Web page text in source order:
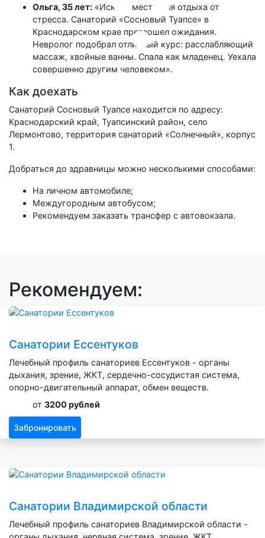
Ольга, 35 лет: «Искала место для отдыха от
стресса. Санаторий «Сосновый Туапсе» в
Краснодарском крае превзошел ожидания.
Невролог подобрал отличный курс: расслабляющий
массаж, хвойные ванны. Спала как младенец. Уехала
совершенно другим человеком».
Как доехать
Санаторий Сосновый Туапсе находится по адресу:
Краснодарский край, Туапсинский район, село
Лермонтово, территория санаторий «Солнечный», корпус
1.
Добраться до здравницы можно несколькими способами:
На личном автомобиле;
Междугородным автобусом;
Рекомендуем заказать трансфер с автовокзала.
Рекомендуем:
Санатории Ессентуков
Лечебный профиль санаториев Ессентуков - органы
дыхания, зрение, ЖКТ, сердечно-сосудистая система,
опорно-двигательный аппарат, обмен веществ.
от 3200 рублей
Забронировать
Санатории Владимирской области
Лечебный профиль санаториев Владимирской области -